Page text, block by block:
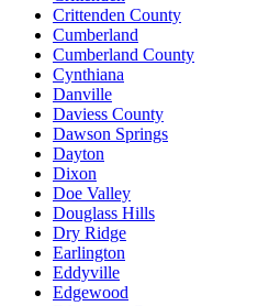
Crittenden County
Cumberland
Cumberland County
Cynthiana
Danville
Daviess County
Dawson Springs
Dayton
Dixon
Doe Valley
Douglass Hills
Dry Ridge
Earlington
Eddyville
Edgewood